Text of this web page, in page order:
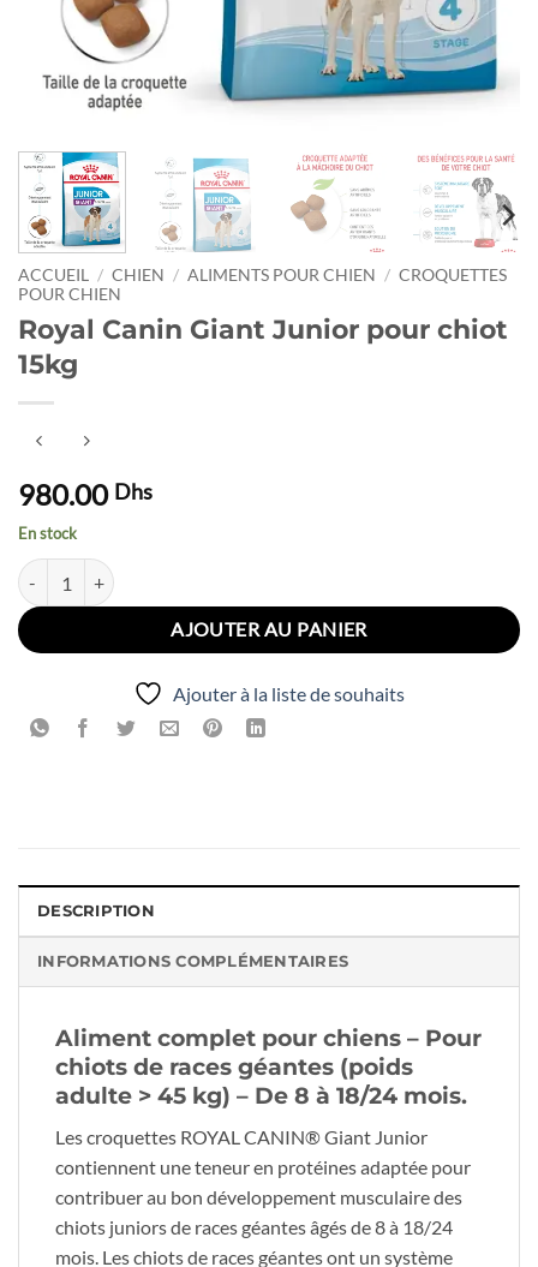
ACCUEIL / CHIEN / ALIMENTS POUR CHIEN / CROQUETTES
POUR CHIEN
Royal Canin Giant Junior pour chiot
15kg
980.00 Dhs
En stock
quantité de Royal Canin Giant Junior pour chiot 15kg
AJOUTER AU PANIER
Ajouter à la liste de souhaits
DESCRIPTION
INFORMATIONS COMPLÉMENTAIRES
Aliment complet pour chiens – Pour
chiots de races géantes (poids
adulte > 45 kg) – De 8 à 18/24 mois.
Les croquettes ROYAL CANIN® Giant Junior
contiennent une teneur en protéines adaptée pour
contribuer au bon développement musculaire des
chiots juniors de races géantes âgés de 8 à 18/24
mois. Les chiots de races géantes ont un système